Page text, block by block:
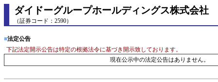
ダイドーグループホールディングス株式会社
（証券コード：2590）
■法定公告
下記法定開示公告は特定の根拠法令に基づき開示致しております。
現在公示中の法定公告はありません。